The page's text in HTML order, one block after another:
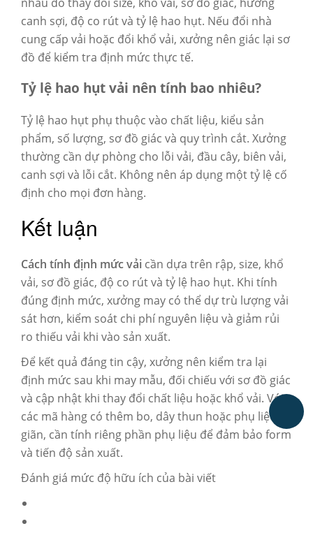
canh sợi, độ co rút và tỷ lệ hao hụt. Nếu đổi nhà
cung cấp vải hoặc đổi khổ vải, xưởng nên giác lại sơ
đồ để kiểm tra định mức thực tế.
Tỷ lệ hao hụt vải nên tính bao nhiêu?
Tỷ lệ hao hụt phụ thuộc vào chất liệu, kiểu sản
phẩm, số lượng, sơ đồ giác và quy trình cắt. Xưởng
thường cần dự phòng cho lỗi vải, đầu cây, biên vải,
canh sợi và lỗi cắt. Không nên áp dụng một tỷ lệ cố
định cho mọi đơn hàng.
Kết luận
Cách tính định mức vải cần dựa trên rập, size, khổ
vải, sơ đồ giác, độ co rút và tỷ lệ hao hụt. Khi tính
đúng định mức, xưởng may có thể dự trù lượng vải
sát hơn, kiểm soát chi phí nguyên liệu và giảm rủi
ro thiếu vải khi vào sản xuất.
Để kết quả đáng tin cậy, xưởng nên kiểm tra lại
định mức sau khi may mẫu, đối chiếu với sơ đồ giác
và cập nhật khi thay đổi chất liệu hoặc khổ vải. Với
các mã hàng có thêm bo, dây thun hoặc phụ liệu co
giãn, cần tính riêng phần phụ liệu để đảm bảo form
và tiến độ sản xuất.
Đánh giá mức độ hữu ích của bài viết